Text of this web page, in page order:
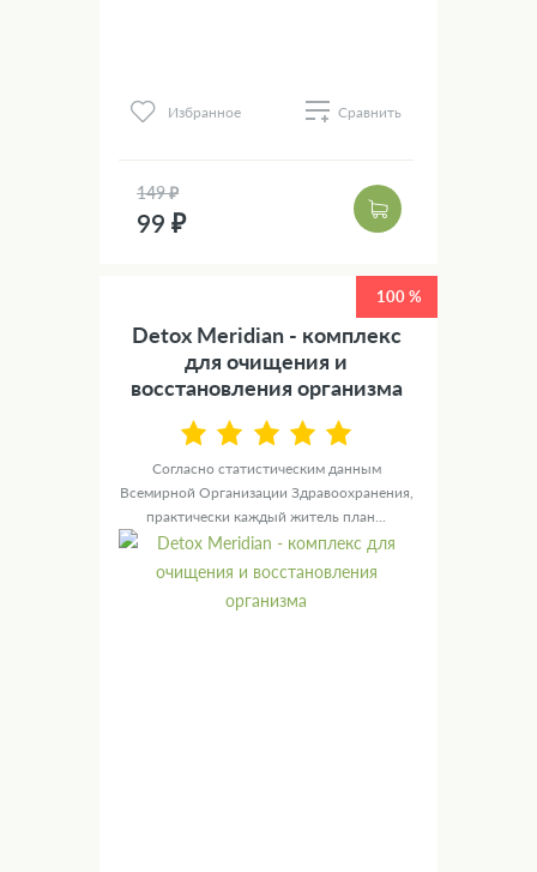
Избранное Сравнить
149 ₽
99 ₽
100 %
Detox Meridian - комплекс
для очищения и
восстановления организма
Согласно статистическим данным
Всемирной Организации Здравоохранения,
практически каждый житель план...